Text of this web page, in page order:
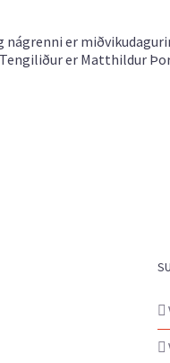
er
er Matthildur